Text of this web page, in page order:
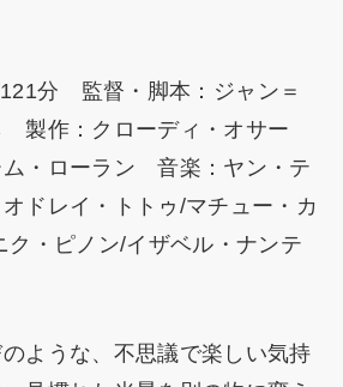
分 監督・脚本：ジャン＝
製作：クローディ・オサー
・ローラン 音楽：ヤン・テ
ドレイ・トトゥ/マチュー・カ
ク・ピノン/イザベル・ナンテ
ような、不思議で楽しい気持